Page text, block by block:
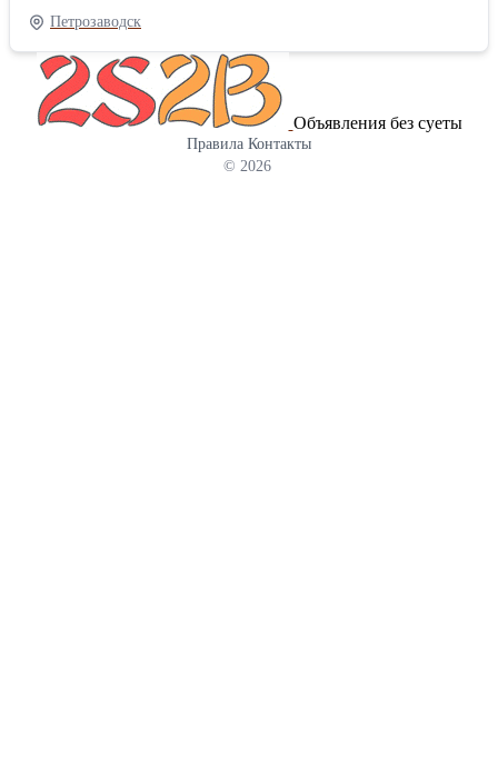
согласованному графику. Работа 24/7, большие объемы
перевозок и стабильные выплаты по расписанию.
Петрозаводск
Объявления без суеты
Правила Контакты
© 2026